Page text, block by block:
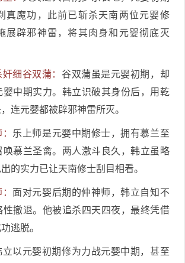
真魔功，此前已斩杀天南两位元婴修
展辟邪神雷，将其肉身和元婴彻底灭
奸细谷双蒲：谷双蒲虽是元婴初期，却
婴中期实力。韩立识破其身份后，用乾
连元婴都被辟邪神雷所灭。
乐上师是元婴中期修士，拥有慕兰至
唤慕兰圣禽。两人激斗良久，韩立虽略
的实力已让天南修士刮目相看。
面对元婴后期的仲神师，韩立自知不
性撤退。他被追杀四天四夜，最终凭借
逃脱。
立以元婴初期修为力战元婴中期，甚至